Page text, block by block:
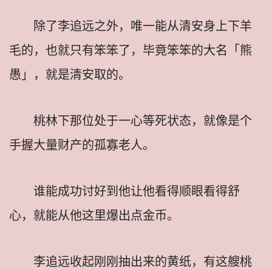
除了李追远之外，唯一能从清安身上下羊
毛的，也就只有笨笨了，毕竟笨笨的大名「熊
愚」，就是清安取的。
桃林下那位处于一心等死状态，就像是个
手握大量财产的孤寡老人。
谁能成功讨好到他让他看得顺眼看得舒
心，就能从他这里爆出点金币。
李追远收起刚刚抽出来的黄纸，有这艘桃